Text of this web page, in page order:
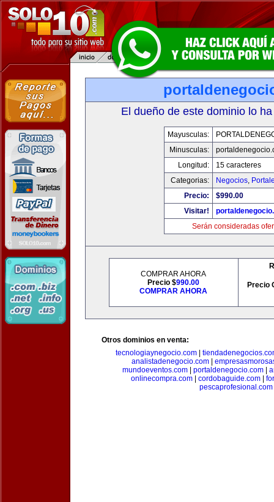
El dueño de este dominio lo
Mayusculas:
Minusculas:
Longitud:
15 caracteres
Categorias:
Negocios,
Precio:
$990.00
Visitar!
Serán consideradas
COMPRAR AHORA
Precio $990.00
COMPRAR AHORA
Precio
Otros dominios en venta:
tecnologiaynegocio.com
analistadenegocio.com
mundoeventos.com| portaldenegocio.com|
onlinecompra.com| cordobaguide.com|
pescaprofesional.com